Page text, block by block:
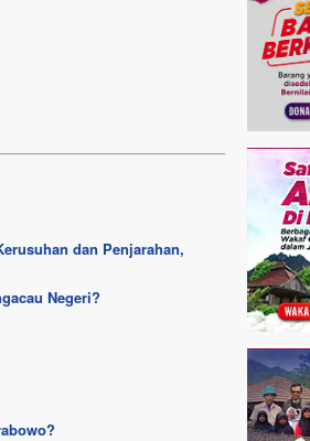
dan Penjarahan,
Negeri?